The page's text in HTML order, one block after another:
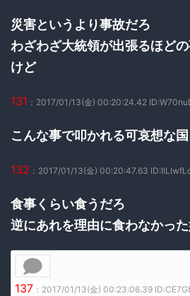
災害というより事故だろ
わざわざ大統領が出張るほど
けど
131 ：2017/01/13(金) 00:20:24.42
こんな事で叩かれる可哀想な国
132 ：2017/01/13(金) 00:20:47.63
食事くらい食うだろ
逆にあれを理由に食わなかっ
137 ：2017/01/13(金) 00:23:06.39